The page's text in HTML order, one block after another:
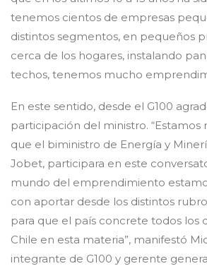
tenemos cientos de empresas
distintos segmentos, en pequeños
cerca de los hogares, instalando
techos, tenemos mucho
En este sentido, desde el G100
participación del ministro.
que el biministro de Energía y
Jobet, participara en este
mundo del emprendimiento
con aportar desde los distintos
para que el país concrete todos los
Chile en esta materia”, manifestó
integrante de G100 y gerente